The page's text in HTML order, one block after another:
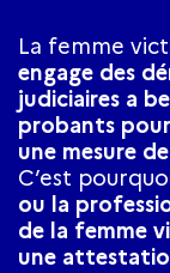
La femme
engage des
judiciaires a
probants
une mesure
C’est
ou la
de la femme
une